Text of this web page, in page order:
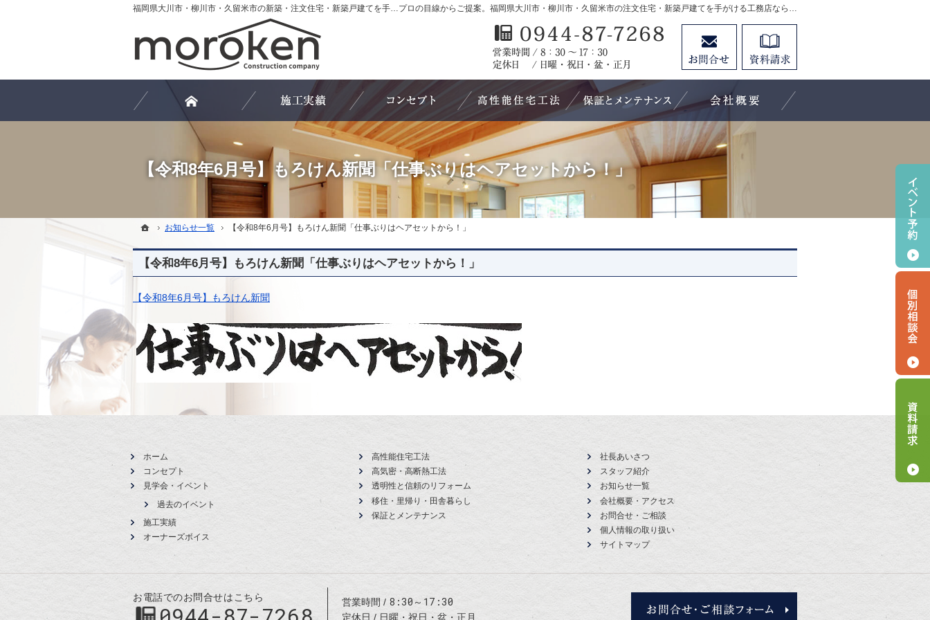
【令和8年6月号】もろけん新聞「仕事ぶりはヘアセットから！」
プロの目線からご提案。福岡県大川市・柳川市・久留米市の注文住宅・新築戸建てを手がける工務店なら当社へ。
福岡県大川市・柳川市・久留米市の新築・注文住宅・新築戸建てを手がける工務店なら諸富建設
ホーム
お知らせ一覧 【令和8年6月号】もろけん新聞「仕事ぶりはヘアセットから！」
【令和8年6月号】もろけん新聞「仕事ぶりはヘアセットから！」
【令和8年6月号】もろけん新聞
ホームお知らせ一覧 【令和8年6月号】もろけん新聞「仕事ぶりはヘアセットから！」
0944-87-7268
営業時間8:30～17:30 定休日：日曜・祝日・盆・正月
高性能住宅工法
ホーム
コンセプト
見学会・イベント
過去のイベント
施工実績
オーナーズボイス
高性能住宅工法
高気密・高断熱工法
透明性と信頼のリフォーム
移住・里帰り・田舎暮らし
保証とメンテナンス
社長あいさつ
スタッフ紹介
お知らせ一覧
会社概要・アクセス
お問合せ・ご相談
個人情報の取り扱い
サイトマップ
お電話でのお問合せはこちら 営業時間 8:30～17:30
定休日 日曜・祝日・盆・正月